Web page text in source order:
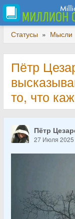
Статусы » Мысли
Пётр
то, что
Пётр
27 Июля 2025